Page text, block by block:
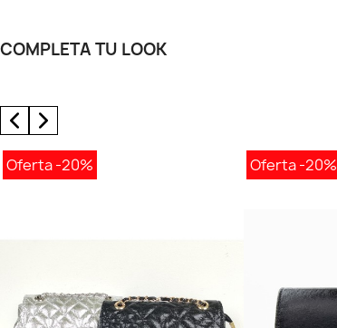
COMPLETA TU LOOK
Oferta-20% Oferta-20%